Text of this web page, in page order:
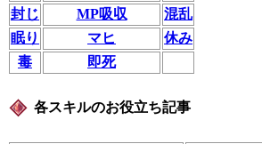
封じ
MP吸収
混乱
眠り
マヒ
休み
毒
即死
各スキルのお役立ち記事